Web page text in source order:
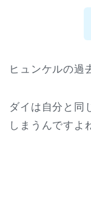
ヒュンケルの過
ダイは自分と同
しまうんですよ